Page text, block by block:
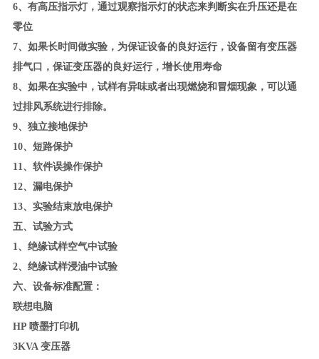
6、有高压指示灯，通过观察指示灯的状态来判断实在升压还是在
零位
7、如果长时间做实验，为保证设备的良好运行，设备留有变压器
排气口，保证变压器的良好运行，增长使用寿命
8、如果在实验中，试样有异味或者出现燃烧和冒烟现象，可以通
过排风系统进行排除。
9、独立接地保护
10、短路保护
11 、软件误操作保护
12、漏电保护
13、实验结束放电保护
五、试验方式
1 、绝缘试样空气中试验
2、绝缘试样浸油中试验
六、设备标准配置：
联想电脑
HP 喷墨打印机
3KVA 变压器